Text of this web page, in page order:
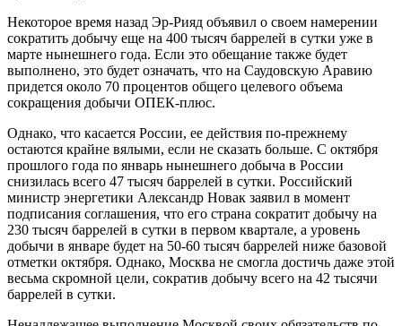
Некоторое время назад Эр-Рияд объявил о своем намерении
сократить добычу еще на 400 тысяч баррелей в сутки уже в
марте нынешнего года. Если это обещание также будет
выполнено, это будет означать, что на Саудовскую Аравию
придется около 70 процентов общего целевого объема
сокращения добычи ОПЕК-плюс.
Однако, что касается России, ее действия по-прежнему
остаются крайне вялыми, если не сказать больше. С октября
прошлого года по январь нынешнего добыча в России
снизилась всего 47 тысяч баррелей в сутки. Российский
министр энергетики Александр Новак заявил в момент
подписания соглашения, что его страна сократит добычу на
230 тысяч баррелей в сутки в первом квартале, а уровень
добычи в январе будет на 50-60 тысяч баррелей ниже базовой
отметки октября. Однако, Москва не смогла достичь даже этой
весьма скромной цели, сократив добычу всего на 42 тысячи
баррелей в сутки.